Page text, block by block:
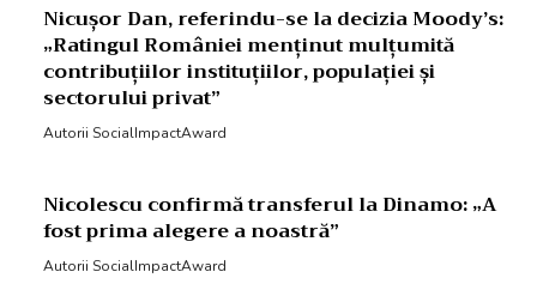
Nicușor Dan, referindu-se la decizia Moody’s:
„Ratingul României menținut mulțumită
contribuțiilor instituțiilor, populației și
sectorului privat”
Autorii SocialImpactAward
Nicolescu confirmă transferul la Dinamo: „A
fost prima alegere a noastră”
Autorii SocialImpactAward